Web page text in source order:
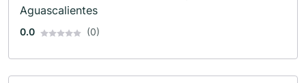
Aguascalientes
0.0 (0)